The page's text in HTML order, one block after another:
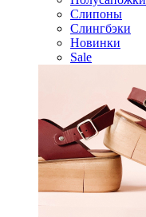
Слипоны
Слингбэки
Новинки
Sale